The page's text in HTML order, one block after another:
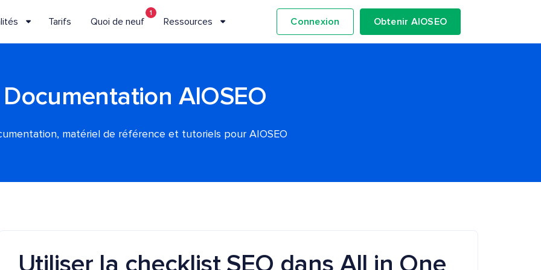
Tarifs Quoi de neuf
1
Ressources Connexion Obtenir AIOSEO
Documentation AIOSEO
matériel de référence et tutoriels pour AIOSEO
Utiliser la checklist SEO dans All in One